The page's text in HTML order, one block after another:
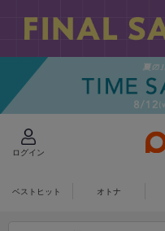
ログイン
ベストヒット オトナ